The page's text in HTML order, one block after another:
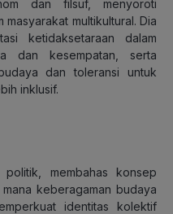
dan filsuf, menyoroti
multikultural. Dia
ketidaksetaraan dalam
dan kesempatan, serta
dan toleransi untuk
inklusif.
membahas konsep
keberagaman budaya
identitas kolektif